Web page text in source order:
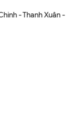
- Thanh Xuân -